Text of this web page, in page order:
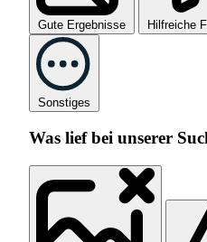
Gute Ergebnisse Hilfreiche
Sonstiges
Was lief bei unserer